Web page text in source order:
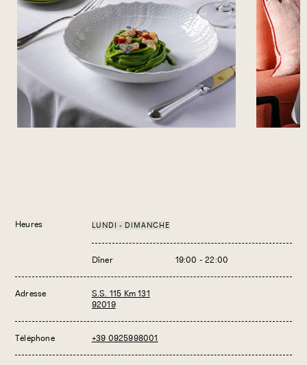
Heures LUNDI - DIMANCHE
Dîner 19:00 - 22:00
Adresse
S.S. 115 Km 131
92019
Téléphone +39 0925998001